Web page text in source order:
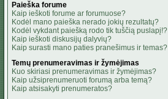
Paieška forume
Kaip ieškoti forume ar forumuose?
Kodėl mano paieška nerado jokių rezultatų?
Kodėl vykdant paiešką rodo tik tuščią puslapį!?
Kaip ieškoti diskusijų dalyvių?
Kaip surasti mano paties pranešimus ir temas?
Temų prenumeravimas ir žymėjimas
Kuo skiriasi prenumeravimas ir žymėjimas?
Kaip užsiprenumeruoti forumą arba temą?
Kaip atsisakyti prenumeratos?